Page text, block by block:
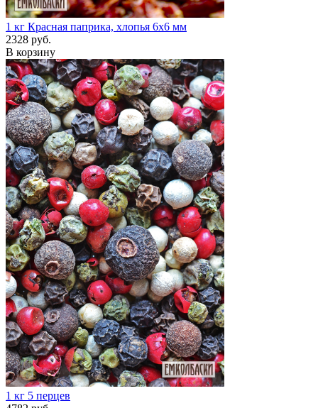
1 кг Красная паприка, хлопья 6х6 мм
2328 руб.
В корзину
1 кг 5 перцев